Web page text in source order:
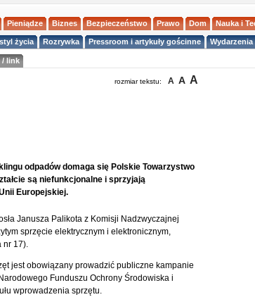
Pieniądze Biznes Bezpieczeństwo Prawo Dom Nauka i
życia Rozrywka Pressroom i artykuły gościnne
/ link
rozmiar tekstu: A A A
odpadów domaga się Polskie Towarzystwo
są niefunkcjonalne i sprzyjają
Europejskiej.
Janusza Palikota z Komisji Nadzwyczajnej
sprzęcie elektrycznym i elektronicznym,
nr 17).
jest obowiązany prowadzić publiczne kampanie
Funduszu Ochrony Środowiska i
wprowadzenia sprzętu.